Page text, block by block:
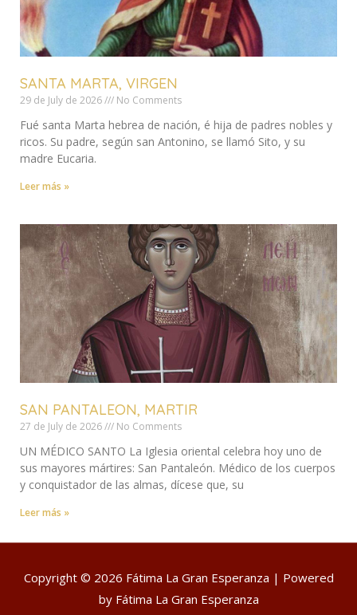
SANTA MARTA, VIRGEN
29 de July de 2026 No Comments
Fué santa Marta hebrea de nación, é hija de padres nobles y
ricos. Su padre, según san Antonino, se llamó Sito, y su
madre Eucaria.
Leer más »
SAN PANTALEON, MARTIR
27 de July de 2026 No Comments
UN MÉDICO SANTO La Iglesia oriental celebra hoy uno de
sus mayores mártires: San Pantaleón. Médico de los cuerpos
y conquistador de las almas, dícese que, su
Leer más »
Copyright © 2026 Fátima La Gran Esperanza | Powered
by Fátima La Gran Esperanza